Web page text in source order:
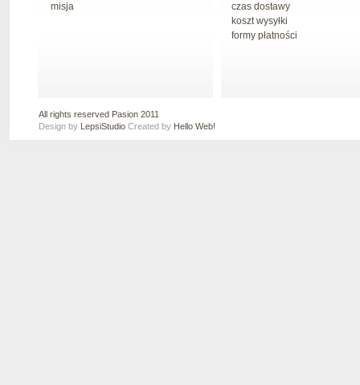
misja
czas dostawy
koszt wysyłki
formy płatności
All rights reserved Pasion 2011
Design by LepsiStudio Created by Hello Web!